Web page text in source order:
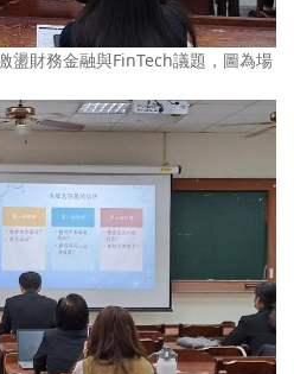
盪財務金融與FinTech議題，圖為場